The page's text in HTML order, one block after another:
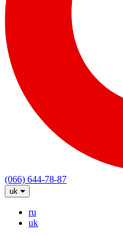
(066) 644-78-87
uk
ru
uk